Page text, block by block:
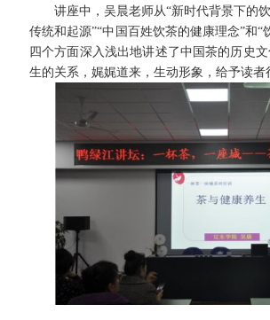
讲座中， 吴晨老师从“新时代背景下的
传统和起源”“中国百姓饮茶的健康理念”和“
四个方面深入浅出地讲述了中国茶的历史
生的关系，娓娓道来，生动形象，给予读者